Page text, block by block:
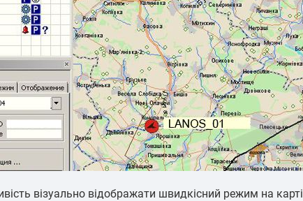
візуально відображати швидкісний режим на